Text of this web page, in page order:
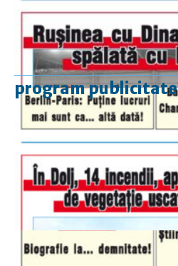
program publicitate
luni-vineri
duminică